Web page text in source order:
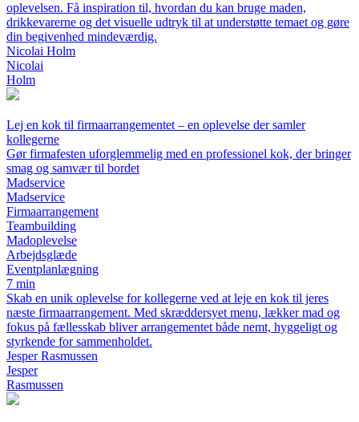
oplevelsen. Få inspiration til, hvordan du kan bruge maden,
drikkevarerne og det visuelle udtryk til at understøtte temaet og gøre
din begivenhed mindeværdig.
Nicolai Holm
Nicolai
Holm
Lej en kok til firmaarrangementet – en oplevelse der samler
kollegerne
Gør firmafesten uforglemmelig med en professionel kok, der bringer
smag og samvær til bordet
Madservice
Madservice
Firmaarrangement
Teambuilding
Madoplevelse
Arbejdsglæde
Eventplanlægning
7 min
Skab en unik oplevelse for kollegerne ved at leje en kok til jeres
næste firmaarrangement. Med skræddersyet menu, lækker mad og
fokus på fællesskab bliver arrangementet både nemt, hyggeligt og
styrkende for sammenholdet.
Jesper Rasmussen
Jesper
Rasmussen